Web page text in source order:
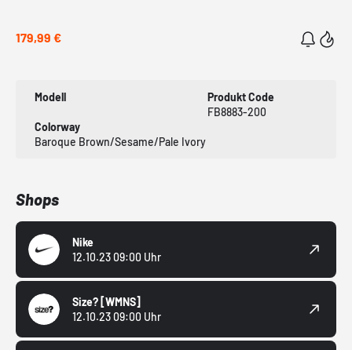
179,99 €
Modell
Produkt Code
FB8883-200
Colorway
Baroque Brown/Sesame/Pale Ivory
Shops
Nike
12.10.23 09:00 Uhr
Size? [WMNS]
12.10.23 09:00 Uhr